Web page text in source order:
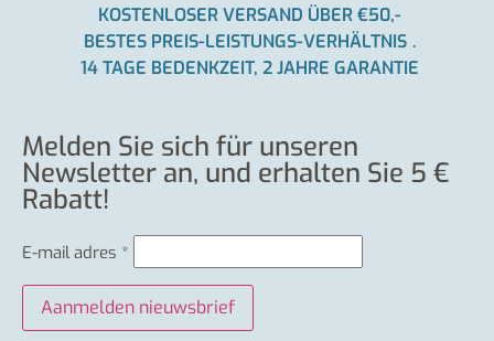
KOSTENLOSER VERSAND ÜBER €50,-
BESTES PREIS-LEISTUNGS-VERHÄLTNIS .
14 TAGE BEDENKZEIT, 2 JAHRE GARANTIE
Melden Sie sich für unseren
Newsletter an, und erhalten Sie 5 €
Rabatt!
E-mail adres *